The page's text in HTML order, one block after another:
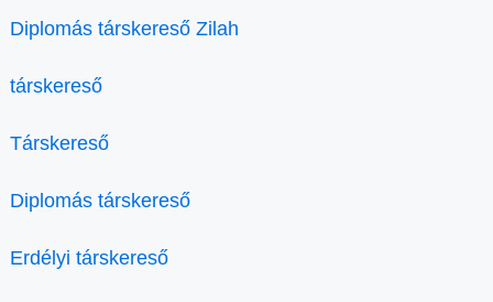
Diplomás társkereső Zilah
társkereső
Társkereső
Diplomás társkereső
Erdélyi társkereső